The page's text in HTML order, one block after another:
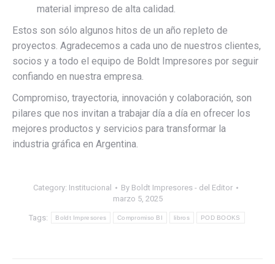
material impreso de alta calidad.
Estos son sólo algunos hitos de un año repleto de
proyectos. Agradecemos a cada uno de nuestros clientes,
socios y a todo el equipo de Boldt Impresores por seguir
confiando en nuestra empresa.
Compromiso, trayectoria, innovación y colaboración, son
pilares que nos invitan a trabajar día a día en ofrecer los
mejores productos y servicios para transformar la
industria gráfica en Argentina.
Category: Institucional By Boldt Impresores - del Editor
marzo 5, 2025
Tags: Boldt Impresores Compromiso BI libros POD BOOKS